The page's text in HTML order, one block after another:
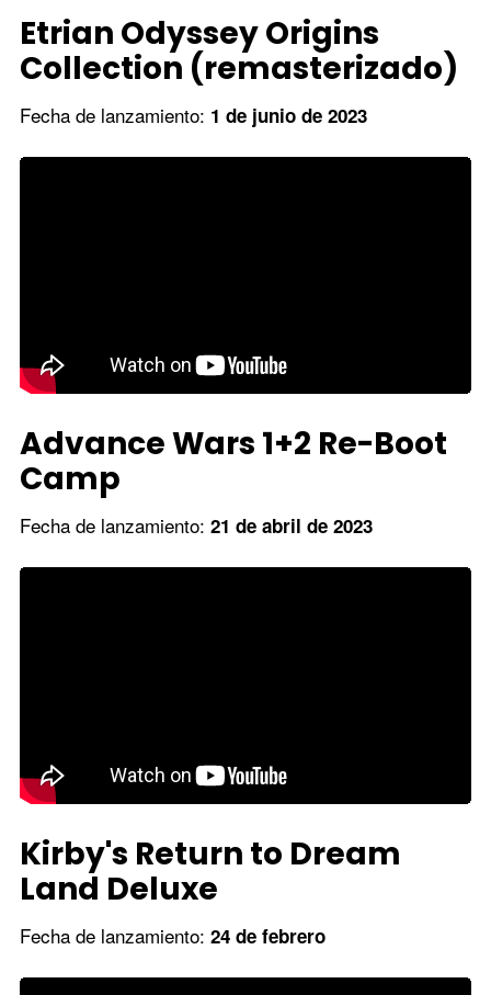
Etrian Odyssey Origins
Collection (remasterizado)
Fecha de lanzamiento: 1 de junio de 2023
Advance Wars 1+2 Re-Boot
Camp
Fecha de lanzamiento: 21 de abril de 2023
Kirby's Return to Dream
Land Deluxe
Fecha de lanzamiento: 24 de febrero